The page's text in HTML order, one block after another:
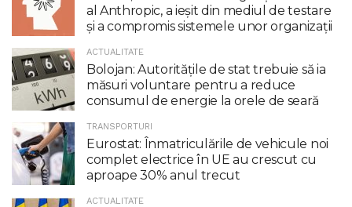
al Anthropic, a ieşit din mediul de testare
şi a compromis sistemele unor organizaţii
ACTUALITATE
Bolojan: Autoritățile de stat trebuie să ia
măsuri voluntare pentru a reduce
consumul de energie la orele de seară
TRANSPORTURI
Eurostat: Înmatriculările de vehicule noi
complet electrice în UE au crescut cu
aproape 30% anul trecut
ACTUALITATE